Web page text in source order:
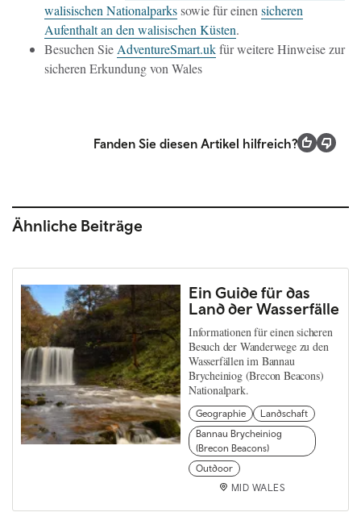
walisischen Nationalparkssowie für einen sicheren
Aufenthalt an den walisischen Küsten.
Besuchen Sie AdventureSmart.ukfür weitere Hinweise zur
sicheren Erkundung von Wales
Fanden Sie diesen Artikel hilfreich?
Ähnliche Beiträge
Ein Guide für das
Land der Wasserfälle
Informationen für einen sicheren
Besuch der Wanderwege zu den
Wasserfällen im Bannau
Brycheiniog (Brecon Beacons)
Nationalpark.
Geographie
Landschaft
Bannau Brycheiniog
(Brecon Beacons)
Outdoor
MID WALES